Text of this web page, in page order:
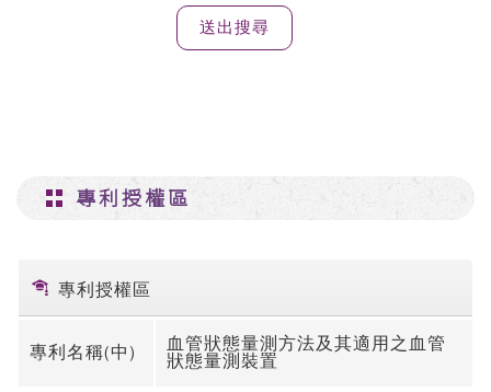
專利授權區
專利授權區
專利名稱(中)
血管狀態量測方法及其適用之血管
狀態量測裝置